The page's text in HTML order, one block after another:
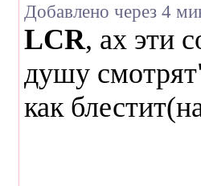
Добавлено через 4
LCR, ах эти
душу
как